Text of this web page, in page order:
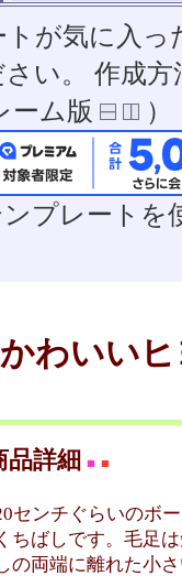
が気に入っ
さい。 作成
ーム版
）
ンプレート
かわいい
品詳細 ■ ■
センチぐらいのボ
ちばしです。毛足
の両端に離れた小